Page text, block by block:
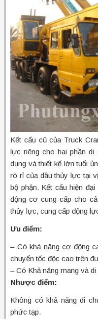
Kết cấu cũ của Truck
lực riêng cho hai phần di
dụng và thiết kế lớn tuổi
rò rỉ của dầu thủy lực tại
bộ phận. Kết cấu hiện
động cơ cung cấp cho
thủy lực, cung cấp động
Ưu điểm:
– Có khả năng cơ động
chuyển tốc độc cao trên
– Có Khả năng mang và
Nhược điểm:
Không có khả năng di
phức tạp.